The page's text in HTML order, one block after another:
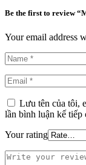
Be the first to review
Your email address
Lưu tên của tôi,
lần bình luận kế tiếp
Your rating